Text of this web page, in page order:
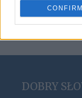
CONFIRM
DOBRY